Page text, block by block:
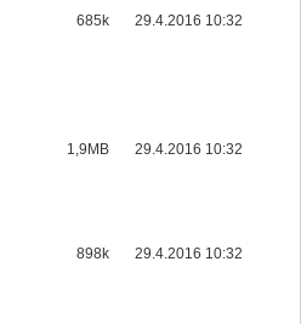
685k 29.4.2016 10:32
1,9MB 29.4.2016 10:32
898k 29.4.2016 10:32